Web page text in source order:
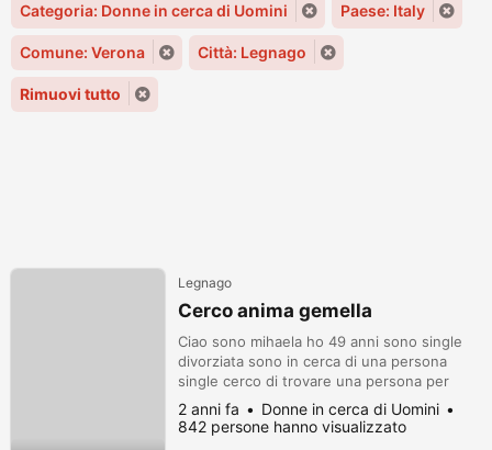
Categoria: Donne in cerca di Uomini Paese: Italy
Comune: Verona Città: Legnago
Rimuovi tutto
Legnago
Cerco anima gemella
Ciao sono mihaela ho 49 anni sono single
divorziata sono in cerca di una persona
single cerco di trovare una persona per
nuovo futuro che ne so Speriamo che
qualcuno ci sarà Boh speriamo mio numero
di WhatsApp 3483138455
2 anni fa
Donne in cerca di Uomini
842 persone hanno visualizzato